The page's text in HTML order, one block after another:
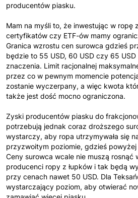
producentów piasku.
Mam na myśli to, że inwestując w ropę
certyfikatów czy ETF-ów mamy
Granica wzrostu cen surowca gdzieś
będzie to 55 USD, 60 USD czy 65 USD
znaczenia. Limit racjonalnej
przez co w pewnym momencie
zostanie wyczerpany, a więc kwota
także jest dość mocno ograniczona.
Zyski producentów piasku do
potrzebują jednak coraz droższego
wystarczy, aby ropa utrzymywała się
przyzwoitym poziomie, gdzieś powyżej
Ceny surowca wcale nie muszą rosnąć
producenci ropy z łupków i tak będą
przy cenach nawet 50 USD. Dla
wystarczający poziom, aby otwierać